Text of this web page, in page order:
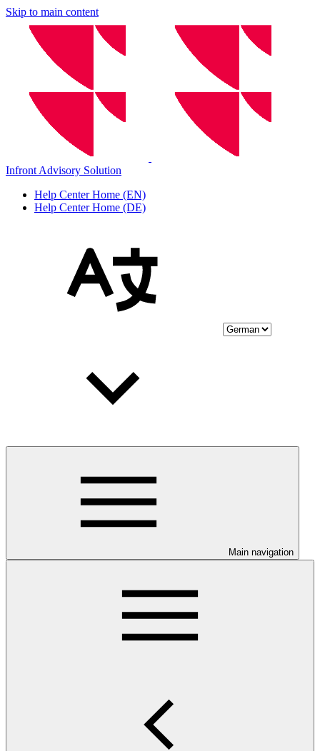
Skip to main content
Infront Advisory Solution
Help Center Home (EN)
Help Center Home (DE)
Main navigation